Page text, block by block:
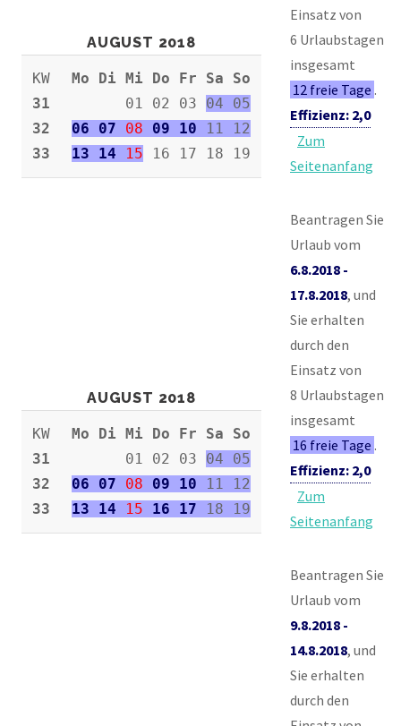
AUGUST 2018
KW
31
32
33
Mo Di Mi Do Fr Sa So
01 02 03 04 05
06 07
08 09 10 11 12
13 14
15 16 17 18 19
Einsatz von
6 Urlaubstagen
insgesamt
12 freie Tage .
Effizienz: 2,0
Zum
Seitenanfang
AUGUST 2018
KW
31
32
33
Mo Di Mi Do Fr Sa So
01 02 03 04 05
06 07
08 09 10 11 12
13 14
15 16 17 18 19
Beantragen Sie
Urlaub vom
6.8.2018 -
17.8.2018, und
Sie erhalten
durch den
Einsatz von
8 Urlaubstagen
insgesamt
16 freie Tage .
Effizienz: 2,0
Zum
Seitenanfang
Beantragen Sie
Urlaub vom
9.8.2018 -
14.8.2018, und
Sie erhalten
durch den